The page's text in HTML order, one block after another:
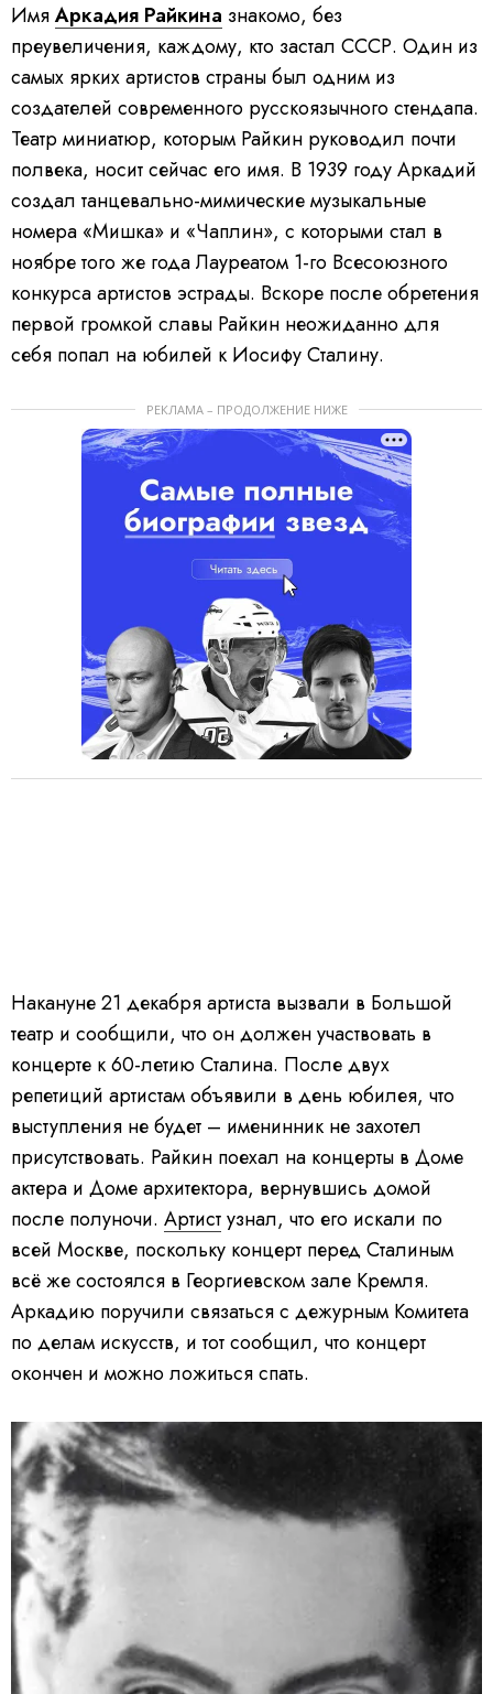
ИмяАркадия Райкина знакомо, без
преувеличения, каждому, кто застал СССР. Один из
самых ярких артистов страны был одним из
создателей современного русскоязычного стендапа.
Театр миниатюр, которым Райкин руководил почти
полвека, носит сейчас его имя. В 1939 году Аркадий
создал танцевально-мимические музыкальные
номера «Мишка» и «Чаплин», с которыми стал в
ноябре того же года Лауреатом 1-го Всесоюзного
конкурса артистов эстрады. Вскоре после обретения
первой громкой славы Райкин неожиданно для
себя попал на юбилей к Иосифу Сталину.
РЕКЛАМА – ПРОДОЛЖЕНИЕ НИЖЕ
Накануне 21 декабря артиста вызвали в Большой
театр и сообщили, что он должен участвовать в
концерте к 60-летию Сталина. После двух
репетиций артистам объявили в день юбилея, что
выступления не будет – именинник не захотел
присутствовать. Райкин поехал на концерты в Доме
актера и Доме архитектора, вернувшись домой
после полуночи. Артистузнал, что его искали по
всей Москве, поскольку концерт перед Сталиным
всё же состоялся в Георгиевском зале Кремля.
Аркадию поручили связаться с дежурным Комитета
по делам искусств, и тот сообщил, что концерт
окончен и можно ложиться спать.